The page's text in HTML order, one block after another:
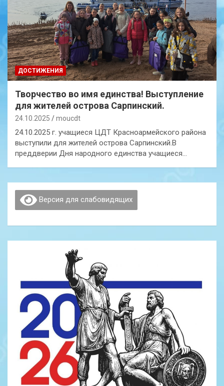
ДОСТИЖЕНИЯ
Творчество во имя единства! Выступление
для жителей острова Сарпинский.
24.10.2025 moucdt
24.10.2025 г. учащиеся ЦДТ Красноармейского района
выступили для жителей острова Сарпинский.В
преддверии Дня народного единства учащиеся…
Версия для слабовидящих